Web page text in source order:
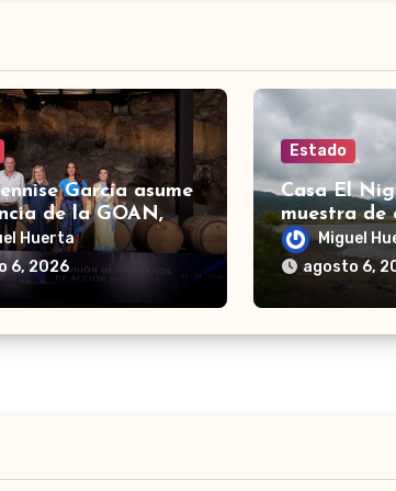
García asume
de la GOAN,
de gobernadores
Nacional
Huerta
6, 2026
Estado
Casa El
muestra de
Ranchero
Miguel
agosto 6,